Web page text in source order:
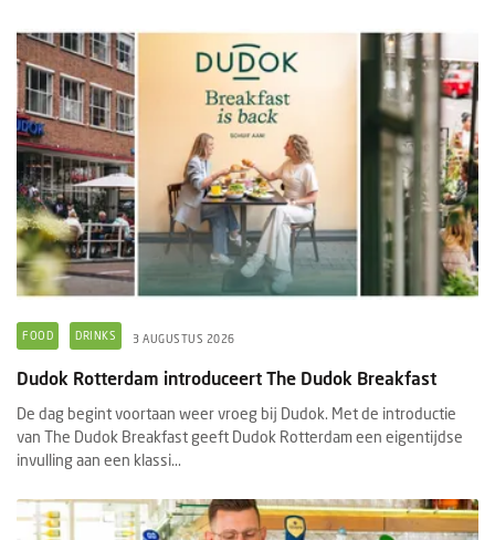
FOOD DRINKS 3 AUGUSTUS 2026
Dudok Rotterdam introduceert The Dudok Breakfast
De dag begint voortaan weer vroeg bij Dudok. Met de introductie
van The Dudok Breakfast geeft Dudok Rotterdam een eigentijdse
invulling aan een klassi...